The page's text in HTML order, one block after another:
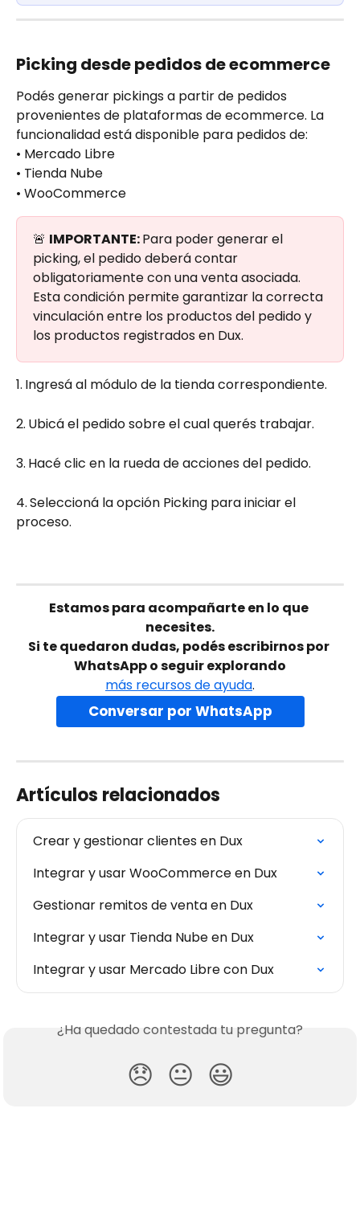
Picking desde pedidos de ecommerce
Podés generar pickings a partir de pedidos
provenientes de plataformas de ecommerce. La
funcionalidad está disponible para pedidos de:
• Mercado Libre
• Tienda Nube
• WooCommerce
🚨 IMPORTANTE: Para poder generar el
picking, el pedido deberá contar
obligatoriamente con una venta asociada.
Esta condición permite garantizar la correcta
vinculación entre los productos del pedido y
los productos registrados en Dux.
1. Ingresá al módulo de la tienda correspondiente.
2. Ubicá el pedido sobre el cual querés trabajar.
3. Hacé clic en la rueda de acciones del pedido.
4.Seleccioná la opción Picking para iniciar el
proceso.
Estamos para acompañarte en lo que
necesites.
Si te quedaron dudas, podés escribirnos por
WhatsApp o seguir explorando
más recursos de ayuda.
Conversar por WhatsApp
Artículos relacionados
Crear y gestionar clientes en Dux
Integrar y usar WooCommerce en Dux
Gestionar remitos de venta en Dux
Integrar y usar Tienda Nube en Dux
Integrar y usar Mercado Libre con Dux
¿Ha quedado contestada tu pregunta?
😞 😐 😃